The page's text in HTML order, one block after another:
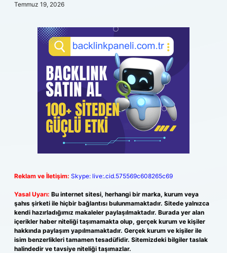
Temmuz 19, 2026
Reklam ve İletişim: Skype: live:.cid.575569c608265c69
Yasal Uyarı: Bu internet sitesi, herhangi bir marka, kurum veya
şahıs şirketi ile hiçbir bağlantısı bulunmamaktadır. Sitede yalnızca
kendi hazırladığımız makaleler paylaşılmaktadır. Burada yer alan
içerikler haber niteliği taşımamakta olup, gerçek kurum ve kişiler
hakkında paylaşım yapılmamaktadır. Gerçek kurum ve kişiler ile
isim benzerlikleri tamamen tesadüfidir. Sitemizdeki bilgiler taslak
halindedir ve tavsiye niteliği taşımazlar.